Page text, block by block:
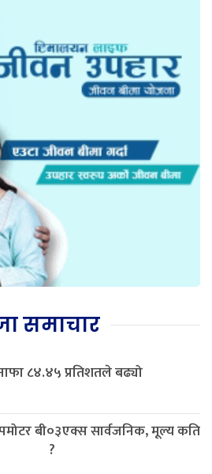
समाचार
८४.४५ प्रतिशतले बढ्यो
बी०३एक्स सार्वजनिक, मूल्य कति
?